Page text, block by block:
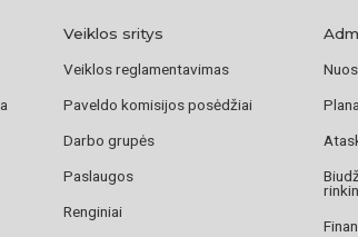
Veiklos sritys
Veiklos reglamentavimas
Paveldo komisijos posėdžiai
Darbo grupės
Paslaugos
Renginiai